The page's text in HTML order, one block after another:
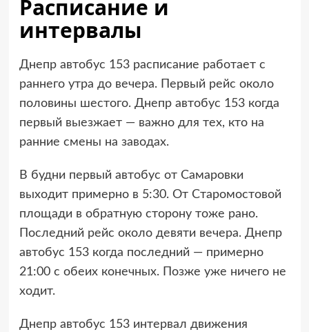
Расписание и
интервалы
Днепр автобус 153 расписание работает с
раннего утра до вечера. Первый рейс около
половины шестого. Днепр автобус 153 когда
первый выезжает — важно для тех, кто на
ранние смены на заводах.
В будни первый автобус от Самаровки
выходит примерно в 5:30. От Старомостовой
площади в обратную сторону тоже рано.
Последний рейс около девяти вечера. Днепр
автобус 153 когда последний — примерно
21:00 с обеих конечных. Позже уже ничего не
ходит.
Днепр автобус 153 интервал движения